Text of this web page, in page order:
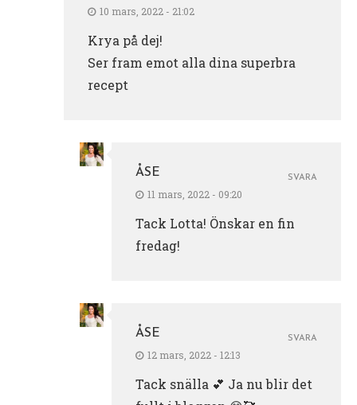
10 mars, 2022 - 21:02
Krya på dej!
Ser fram emot alla dina superbra
recept
ÅSE
11 mars, 2022 - 09:20
Tack Lotta! Önskar en fin
fredag!
SVARA
ÅSE
12 mars, 2022 - 12:13
Tack snälla 💕 Ja nu blir det
SVARA